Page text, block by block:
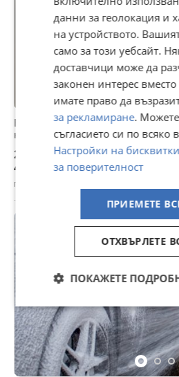
Безконтактно Професионален
на коли 1:50 / Car wash Брево /
2,53 €
4,95 лв
гр. Аксаково, Варна, вчера, 08:04
данни за геолокация и
на устройството.
само за този уебсайт.
доставчици може да
законен интерес вместо
имате право да
за рекламиране. Можете
съгласието си по всяко
Настройки на
за поверителност
ПРИЕМЕТЕ
ОТХВЪРЛЕТЕ
ПОКАЖЕТЕ